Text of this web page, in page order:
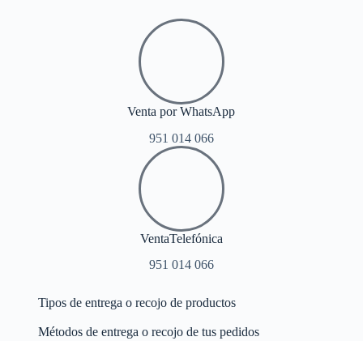
Venta por WhatsApp
951 014 066
VentaTelefónica
951 014 066
Tipos de entrega o recojo de productos
Métodos de entrega o recojo de tus pedidos